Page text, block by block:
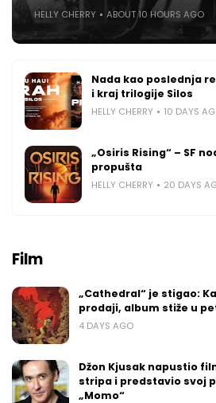
HELLY CHERRY ABOUT 10 HOURS AGO
Nada kao poslednja
i kraj trilogije Silos
HELLY CHERRY 10 DAYS
„Osiris Rising“ – SF
propušta
HELLY CHERRY 20 DAYS
Film
„Cathedral“ je stigao:
prodaji, album stiže u
4 DAYS AGO
Džon Kjusak napustio
stripa i predstavio svoj
„Momo“